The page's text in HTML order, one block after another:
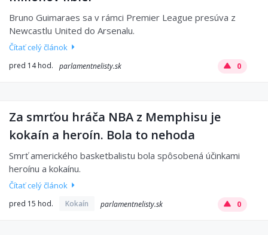
Bruno Guimaraes sa v rámci Premier League presúva z
Newcastlu United do Arsenalu.
Čítať celý článok
pred 14 hod. parlamentnelisty.sk 0
Za smrťou hráča NBA z Memphisu je
kokaín a heroín. Bola to nehoda
Smrť amerického basketbalistu bola spôsobená účinkami
heroínu a kokaínu.
Čítať celý článok
pred 15 hod. Kokaín parlamentnelisty.sk 0